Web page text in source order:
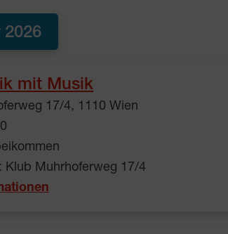
2026
mit Musik
17/4, 1110 Wien
Klub Muhrhoferweg 17/4